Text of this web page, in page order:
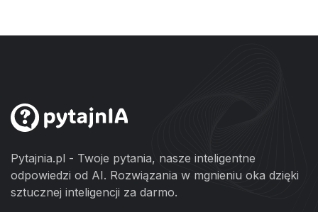
Pytajnia.pl - Twoje pytania, nasze inteligentne
odpowiedzi od AI. Rozwiązania w mgnieniu oka dzięki
sztucznej inteligencji za darmo.